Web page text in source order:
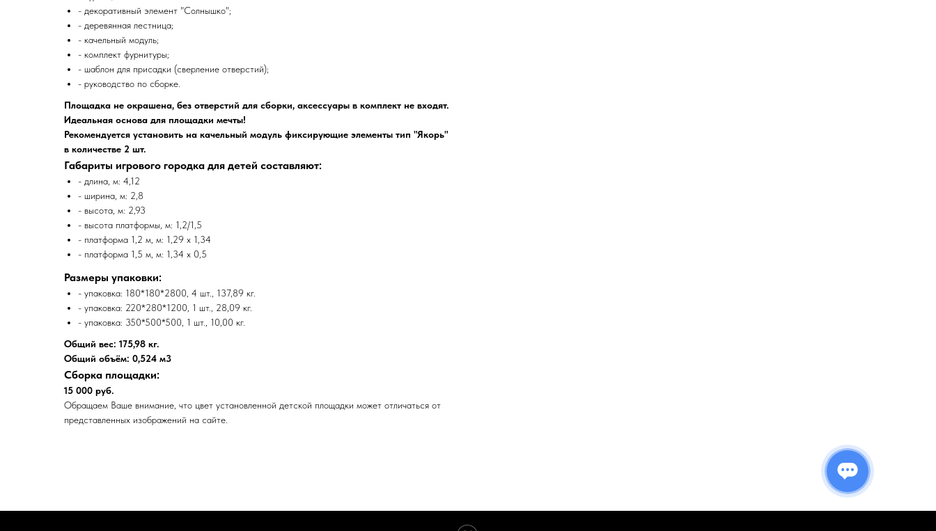
- декоративный элемент "Солнышко";
- деревянная лестница;
- качельный модуль;
- комплект фурнитуры;
- шаблон для присадки (сверление отверстий);
- руководство по сборке.
Площадка не окрашена, без отверстий для сборки, аксессуары в комплект не входят.
Идеальная основа для площадки мечты!
Рекомендуется установить на качельный модуль фиксирующие элементы тип "Якорь"
в количестве 2 шт.
Габариты игрового городка для детей составляют:
- длина, м: 4,12
- ширина, м: 2,8
- высота, м: 2,93
- высота платформы, м: 1,2/1,5
- платформа 1,2 м, м: 1,29 x 1,34
- платформа 1,5 м, м: 1,34 x 0,5
Размеры упаковки:
- упаковка: 180*180*2800, 4 шт., 137,89 кг.
- упаковка: 220*280*1200, 1 шт., 28,09 кг.
- упаковка: 350*500*500, 1 шт., 10,00 кг.
Общий вес: 175,98 кг.
Общий объём: 0,524 м3
Сборка площадки:
15 000 руб.
Обращаем Ваше внимание, что цвет установленной детской площадки может отличаться от
представленных изображений на сайте.